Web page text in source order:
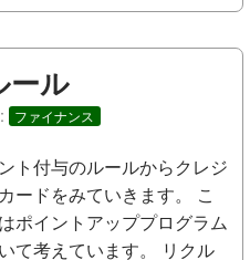
ール
ファイナンス
ト付与のルールからクレジ
ードをみていきます。 こ
ポイントアッププログラム
て考えています。 リクル